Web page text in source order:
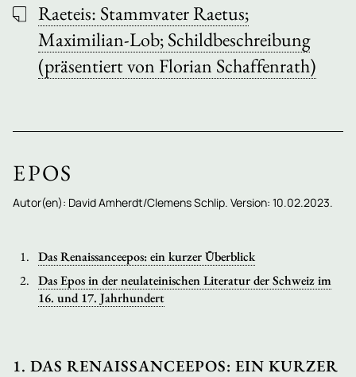
Raeteis: Stammvater Raetus;
Maximilian-Lob; Schildbeschreibung
(präsentiert von Florian Schaffenrath)
EPOS
Autor(en): David Amherdt/Clemens Schlip. Version: 10.02.2023.
Das Renaissanceepos: ein kurzer Überblick
Das Epos in der neulateinischen Literatur der Schweiz im
16. und 17. Jahrhundert
1. DAS RENAISSANCEEPOS: EIN KURZER